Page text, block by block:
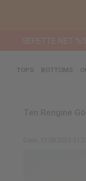
NET %50 İNDİRİM
TOPS BOTTOMS